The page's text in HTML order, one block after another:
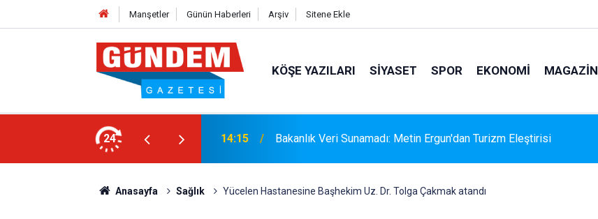
Manşetler Günün Haberleri Arşiv Sitene Ekle
KÖŞE YAZILARI SIYASET SPOR EKONOMI MAGAZIN
24
Gelişim Ligi İçin Başvurusunu
14:15 Bakanlık Veri Sunamadı: Metin Ergun'dan Turizm Eleştirisi
Anasayfa Sağlık Yücelen Hastanesine Başhekim Uz. Dr. Tolga Çakmak atandı